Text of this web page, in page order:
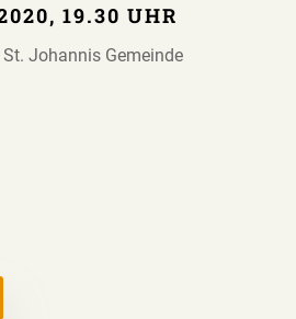
19.30 UHR
Johannis Gemeinde